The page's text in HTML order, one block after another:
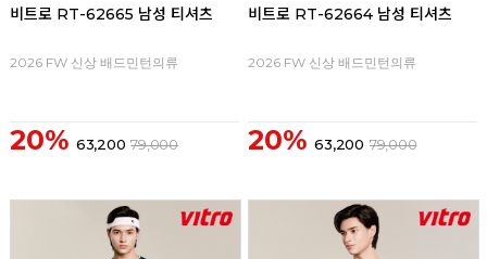
비트로 RT-62665 남성 티셔츠
2026 FW 신상 배드민턴의류
20% 63,200 79,000
비트로 RT-62664 남성 티셔츠
2026 FW 신상 배드민턴의류
20% 63,200 79,000